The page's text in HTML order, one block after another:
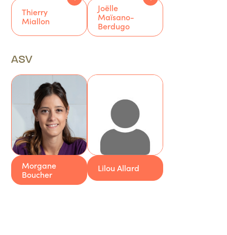
Thierry
Miallon
Joëlle
Maïsano-
Berdugo
ASV
Morgane
Boucher
Lilou Allard